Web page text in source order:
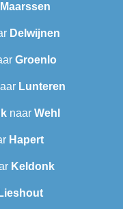
Maarssen
Delwijnen
Groenlo
Lunteren
naar Wehl
Hapert
Keldonk
Lieshout